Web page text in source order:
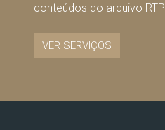
conteúdos do arquivo RTP
VER SERVIÇOS